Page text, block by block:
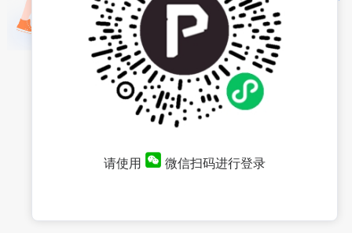
请使用 微信扫码进行登录